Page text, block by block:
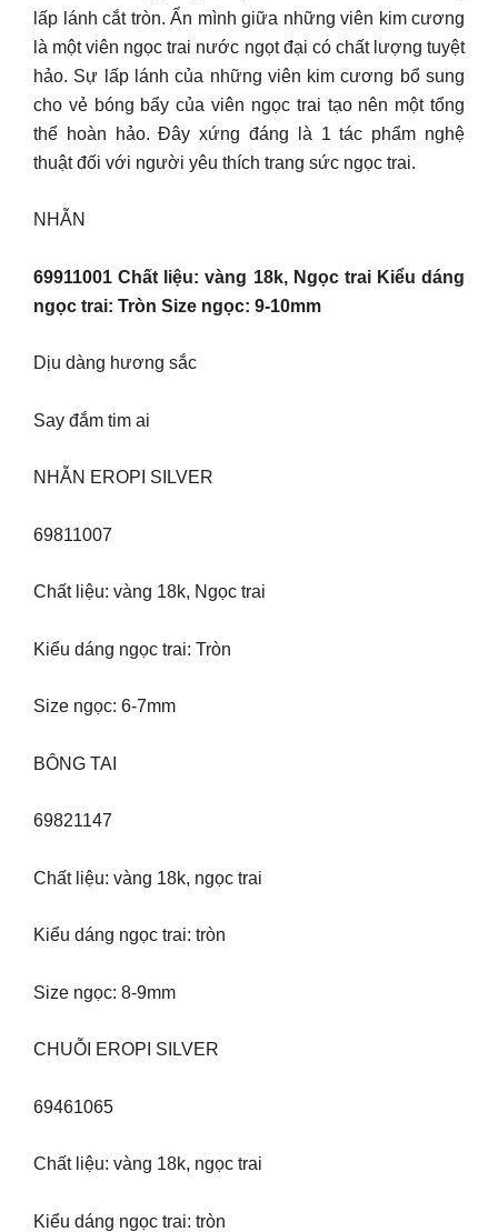
lấp lánh cắt tròn. Ẩn mình giữa những viên kim cương
là một viên ngọc trai nước ngọt đại có chất lượng tuyệt
hảo. Sự lấp lánh của những viên kim cương bổ sung
cho vẻ bóng bẩy của viên ngọc trai tạo nên một tổng
thể hoàn hảo. Đây xứng đáng là 1 tác phẩm nghệ
thuật đối với người yêu thích trang sức ngọc trai.
NHẪN
69911001 Chất liệu: vàng 18k, Ngọc trai Kiểu dáng
ngọc trai: Tròn Size ngọc: 9-10mm
Dịu dàng hương sắc
Say đắm tim ai
NHẪN EROPI SILVER
69811007
Chất liệu: vàng 18k, Ngọc trai
Kiểu dáng ngọc trai: Tròn
Size ngọc: 6-7mm
BÔNG TAI
69821147
Chất liệu: vàng 18k, ngọc trai
Kiểu dáng ngọc trai: tròn
Size ngọc: 8-9mm
CHUỖI EROPI SILVER
69461065
Chất liệu: vàng 18k, ngọc trai
Kiểu dáng ngọc trai: tròn